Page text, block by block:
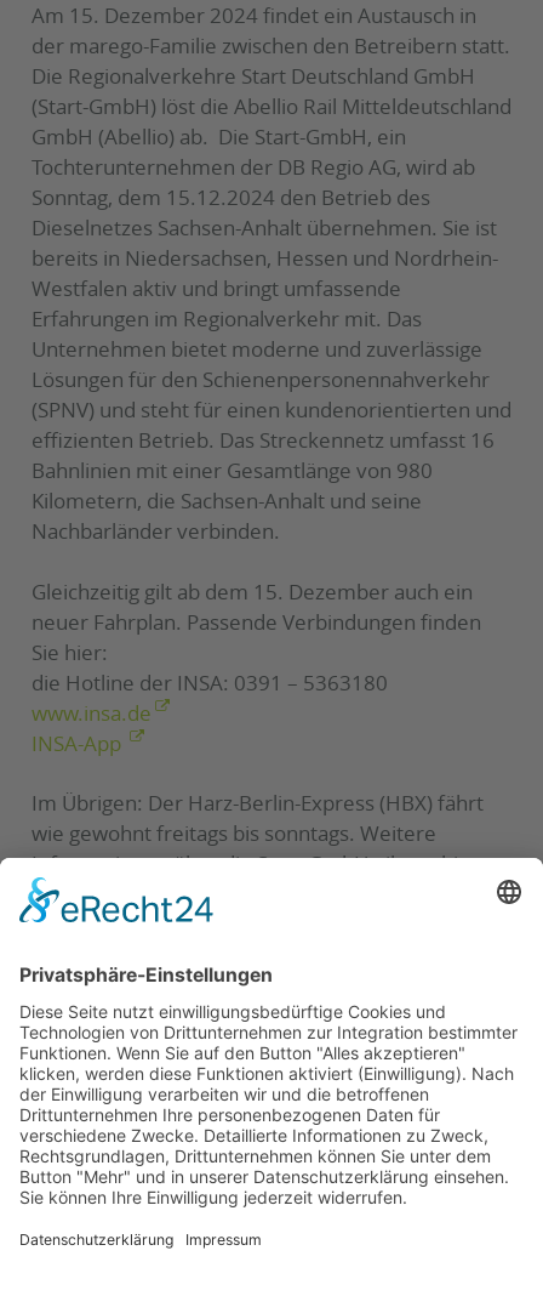
Am 15. Dezember 2024 findet ein Austausch in
der marego-Familie zwischen den Betreibern statt.
Die Regionalverkehre Start Deutschland GmbH
(Start-GmbH) löst die Abellio Rail Mitteldeutschland
GmbH (Abellio) ab. Die Start-GmbH, ein
Tochterunternehmen der DB Regio AG, wird ab
Sonntag, dem 15.12.2024 den Betrieb des
Dieselnetzes Sachsen-Anhalt übernehmen. Sie ist
bereits in Niedersachsen, Hessen und Nordrhein-
Westfalen aktiv und bringt umfassende
Erfahrungen im Regionalverkehr mit. Das
Unternehmen bietet moderne und zuverlässige
Lösungen für den Schienenpersonennahverkehr
(SPNV) und steht für einen kundenorientierten und
effizienten Betrieb. Das Streckennetz umfasst 16
Bahnlinien mit einer Gesamtlänge von 980
Kilometern, die Sachsen-Anhalt und seine
Nachbarländer verbinden.
Gleichzeitig gilt ab dem 15. Dezember auch ein
neuer Fahrplan. Passende Verbindungen finden
Sie hier:
die Hotline der INSA: 0391 – 5363180
www.insa.de
INSA-App
Im Übrigen: Der Harz-Berlin-Express (HBX) fährt
wie gewohnt freitags bis sonntags. Weitere
Informationen über die Start-GmbH gibt es hier:
www.startgmbh.com
neuen, zuverlässigen Partner im marego-
Verbundgebiet begrüßen zu dürfen.
Zurück